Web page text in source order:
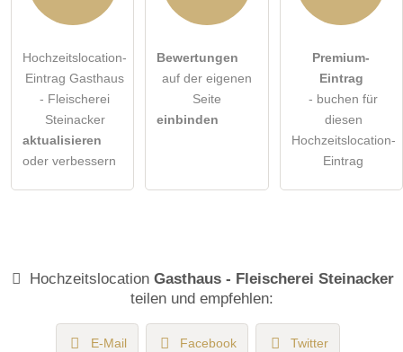
Hochzeitslocation-
Eintrag Gasthaus
- Fleischerei
Steinacker
aktualisieren
oder verbessern
Bewertungen
auf der eigenen
Seite
einbinden
Premium-
Eintrag
- buchen für
diesen
Hochzeitslocation-
Eintrag
HochzeitslocationGasthaus - Fleischerei Steinacker
teilen und empfehlen:
E-Mail Facebook Twitter